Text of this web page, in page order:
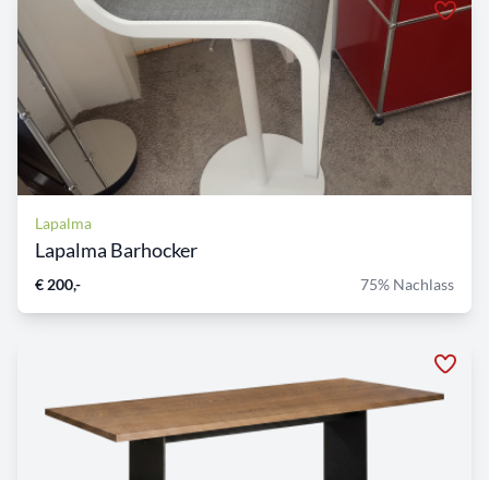
Lapalma
Lapalma Barhocker
€ 200,- 75% Nachlass